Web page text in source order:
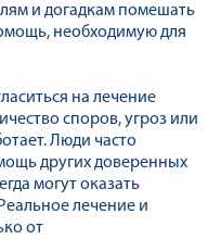
и догадкам помешать
необходимую для
на лечение
споров, угроз или
Люди часто
других доверенных
могут оказать
лечение и
от